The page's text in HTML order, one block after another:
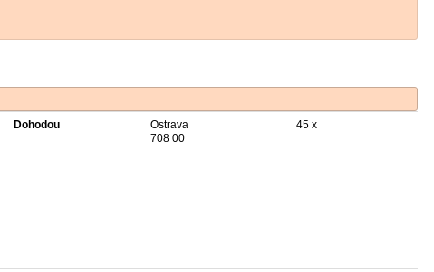
Dohodou
Ostrava
708 00
45 x